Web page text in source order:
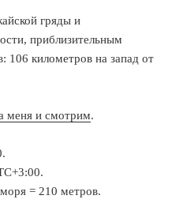
гряды и
приблизительным
106 километров на запад от
меня и смотрим.
= 210 метров.